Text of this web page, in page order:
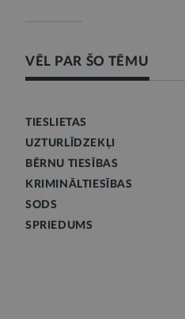
VĒL PAR ŠO TĒMU
TIESLIETAS
UZTURLĪDZEKĻI
BĒRNU TIESĪBAS
KRIMINĀLTIESĪBAS
SODS
SPRIEDUMS